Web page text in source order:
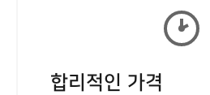
합리적인 가격